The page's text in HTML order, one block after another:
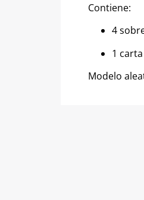
Contiene:
4
1
Modelo